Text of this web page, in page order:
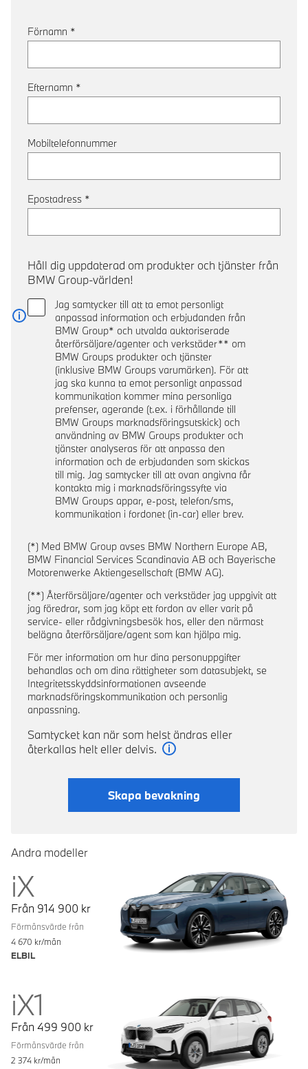
Förnamn *
Efternamn *
Mobiltelefonnummer
Epostadress *
Håll dig uppdaterad om produkter och tjänster från
BMW Group-världen!
Jag samtycker till att ta emot personligt
anpassad information och erbjudanden från
BMW Group* och utvalda auktoriserade
återförsäljare/agenter och verkstäder** om
BMW Groups produkter och tjänster
(inklusive BMW Groups varumärken). För att
jag ska kunna ta emot personligt anpassad
kommunikation kommer mina personliga
prefenser, agerande (t.ex. i förhållande till
BMW Groups marknadsföringsutskick) och
användning av BMW Groups produkter och
tjänster analyseras för att anpassa den
information och de erbjudanden som skickas
till mig. Jag samtycker till att ovan angivna får
kontakta mig i marknadsföringssyfte via
BMW Groups appar, e-post, telefon/sms,
kommunikation i fordonet (in-car) eller brev.
Läs mer
(*) Med BMW Group avses BMW Northern Europe AB,
BMW Financial Services Scandinavia AB och Bayerische
Motorenwerke Aktiengesellschaft (BMW AG).
(**) Återförsäljare/agenter och verkstäder jag uppgivit att
jag föredrar, som jag köpt ett fordon av eller varit på
service- eller rådgivningsbesök hos, eller den närmast
belägna återförsäljare/agent som kan hjälpa mig.
För mer information om hur dina personuppgifter
behandlas och om dina rättigheter som datasubjekt, se
Integritetsskyddsinformationen avseende
marknadsföringskommunikation och personlig
anpassning.
Samtycket kan när som helst ändras eller
återkallas helt eller delvis.
Skapa bevakning
Andra modeller
iX
Från 914 900 kr
Förmånsvärde från
4 670 kr/mån
ELBIL
iX1
Från 499 900 kr
Förmånsvärde från
2 374 kr/mån